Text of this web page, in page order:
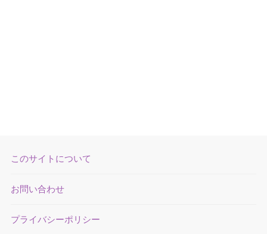
このサイトについて
お問い合わせ
プライバシーポリシー